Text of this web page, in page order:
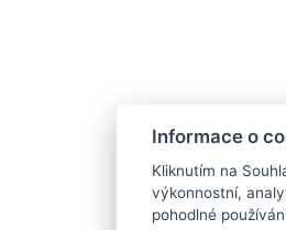
Informace o
Kliknutím na
výkonnostní,
pohodlné